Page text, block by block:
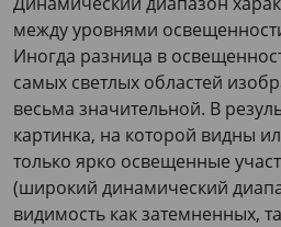
между уровнями
Иногда разница в
самых светлых областей
весьма значительной. В
картинка, на которой видны
только ярко освещенные
(широкий динамический
видимость как затемненных,